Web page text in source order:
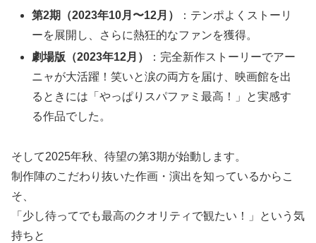
第2期（2023年10月〜12月）
：テンポよくストーリ
ーを展開し、さらに熱狂的なファンを獲得。
劇場版（2023年12月）
：完全新作ストーリーでアー
ニャが大活躍！笑いと涙の両方を届け、映画館を出
るときには「やっぱりスパファミ最高！」と実感す
る作品でした。
そして2025年秋、待望の第3期が始動します。
制作陣のこだわり抜いた作画・演出を知っているからこ
そ、
「少し待ってでも最高のクオリティで観たい！」という気
持ちと